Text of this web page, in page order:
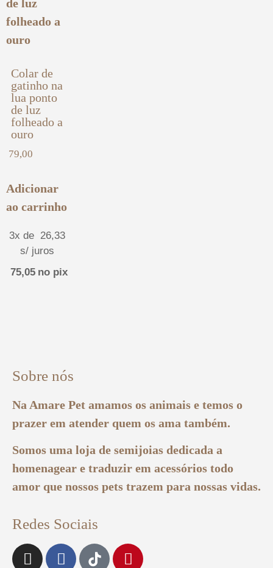
Colar de
gatinho na
lua ponto
de luz
folheado a
ouro
79,00
Adicionar
ao carrinho
3x de 26,33
s/ juros
75,05 no pix
Sobre nós
Na Amare Pet amamos os animais e temos o
prazer em atender quem os ama também.
Somos uma loja de semijoias dedicada a
homenagear e traduzir em acessórios todo
amor que nossos pets trazem para nossas vidas.
Redes Sociais